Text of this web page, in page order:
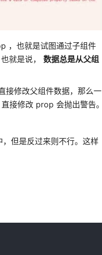
，也就是试图通过子组件
就是说， 数据总是从父组
接修改父组件数据，那么一
接修改 prop 会抛出警告。
但是反过来则不行。这样